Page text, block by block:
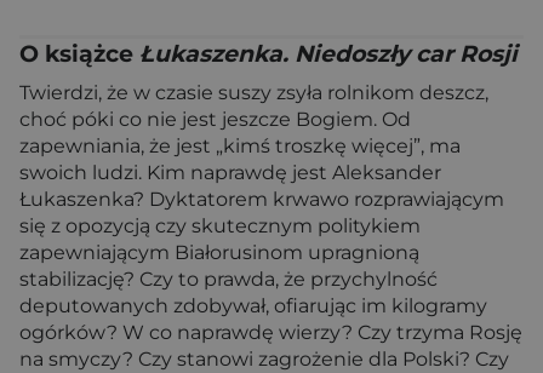
O książce Łukaszenka. Niedoszły car Rosji
Twierdzi, że w czasie suszy zsyła rolnikom deszcz,
choć póki co nie jest jeszcze Bogiem. Od
zapewniania, że jest „kimś troszkę więcej”, ma
swoich ludzi. Kim naprawdę jest Aleksander
Łukaszenka? Dyktatorem krwawo rozprawiającym
się z opozycją czy skutecznym politykiem
zapewniającym Białorusinom upragnioną
stabilizację? Czy to prawda, że przychylność
deputowanych zdobywał, ofiarując im kilogramy
ogórków? W co naprawdę wierzy? Czy trzyma Rosję
na smyczy? Czy stanowi zagrożenie dla Polski? Czy